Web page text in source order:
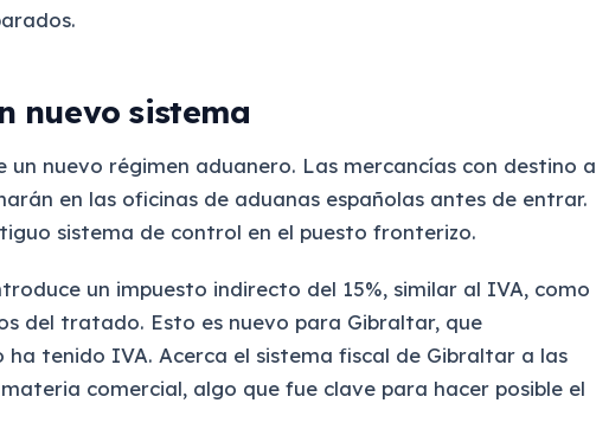
nuevo sistema
nuevo régimen aduanero. Las mercancías con destino a
en las oficinas de aduanas españolas antes de entrar.
sistema de control en el puesto fronterizo.
un impuesto indirecto del 15%, similar al IVA, como
del tratado. Esto es nuevo para Gibraltar, que
tenido IVA. Acerca el sistema fiscal de Gibraltar a las
comercial, algo que fue clave para hacer posible el